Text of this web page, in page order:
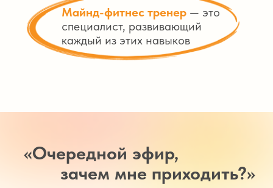
Майнд-фитнес тренер — это
специалист, развивающий
каждый из этих навыков
«Очередной эфир,
зачем мне приходить?»